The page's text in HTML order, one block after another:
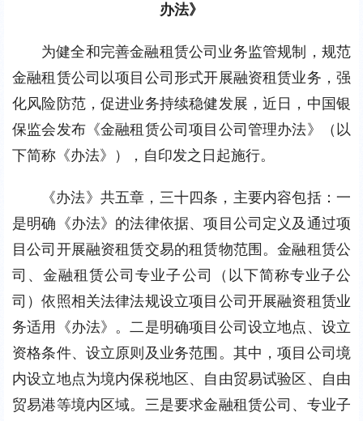
办法》
为健全和完善金融租赁公司业务监管规制，规范
金融租赁公司以项目公司形式开展融资租赁业务，强
化风险防范，促进业务持续稳健发展，近日，中国银
保监会发布《金融租赁公司项目公司管理办法》（以
下简称《办法》），自印发之日起施行。
《办法》共五章，三十四条，主要内容包括：一
是明确《办法》的法律依据、项目公司定义及通过项
目公司开展融资租赁交易的租赁物范围。金融租赁公
司、金融租赁公司专业子公司（以下简称专业子公
司）依照相关法律法规设立项目公司开展融资租赁业
务适用《办法》。二是明确项目公司设立地点、设立
资格条件、设立原则及业务范围。其中，项目公司境
内设立地点为境内保税地区、自由贸易试验区、自由
贸易港等境内区域。三是要求金融租赁公司、专业子